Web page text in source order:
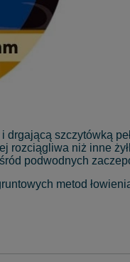
szczytówką
rozciągliwa niż inne
podwodnych
metod